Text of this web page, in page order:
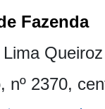
Fazenda
Queiroz
nº 2370,